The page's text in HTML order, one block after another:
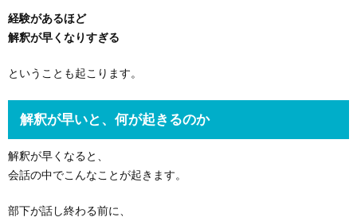
経験があるほど
解釈が早くなりすぎる
ということも起こります。
解釈が早いと、何が起きるのか
解釈が早くなると、
会話の中でこんなことが起きます。
部下が話し終わる前に、